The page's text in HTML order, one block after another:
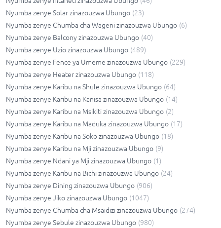
Nyumba zenye Solar zinazouzwa Ubungo (23)
Nyumba zenye Chumba cha Wageni zinazouzwa Ubungo (6)
Nyumba zenye Balcony zinazouzwa Ubungo (40)
Nyumba zenye Uzio zinazouzwa Ubungo (489)
Nyumba zenye Fence ya Umeme zinazouzwa Ubungo (229)
Nyumba zenye Heater zinazouzwa Ubungo (118)
Nyumba zenye Karibu na Shule zinazouzwa Ubungo (64)
Nyumba zenye Karibu na Kanisa zinazouzwa Ubungo (14)
Nyumba zenye Karibu na Msikiti zinazouzwa Ubungo (2)
Nyumba zenye Karibu na Maduka zinazouzwa Ubungo (17)
Nyumba zenye Karibu na Soko zinazouzwa Ubungo (18)
Nyumba zenye Karibu na Mji zinazouzwa Ubungo (9)
Nyumba zenye Ndani ya Mji zinazouzwa Ubungo (1)
Nyumba zenye Karibu na Bichi zinazouzwa Ubungo (24)
Nyumba zenye Dining zinazouzwa Ubungo (906)
Nyumba zenye Jiko zinazouzwa Ubungo (1047)
Nyumba zenye Chumba cha Msaidizi zinazouzwa Ubungo (274)
Nyumba zenye Sebule zinazouzwa Ubungo (980)